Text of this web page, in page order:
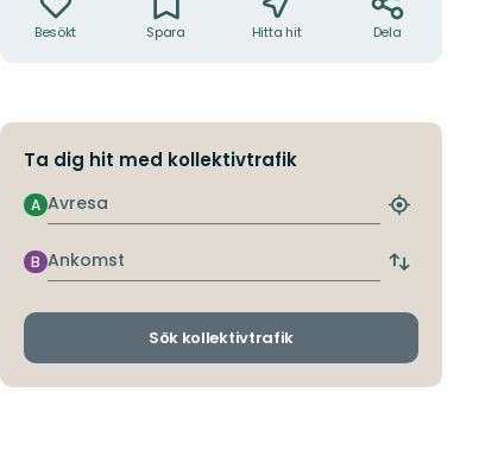
Besökt Spara Hitta hit Dela
Ta dig hit med kollektivtrafik
Avresa
A
Hitta
hållplats
Ankomst
B
Byt
och
Sök kollektivtrafik